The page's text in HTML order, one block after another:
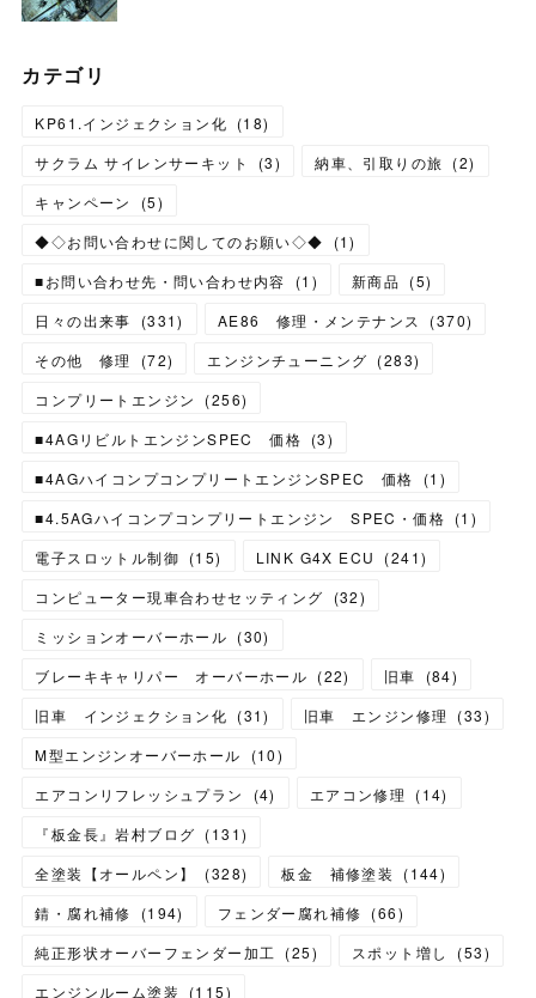
カテゴリ
KP61.インジェクション化 (18)
サクラム サイレンサーキット
(3) 納車、引取りの旅 (2)
キャンペーン
(5)
◆◇お問い合わせに関してのお願い◇◆
(1)
■お問い合わせ先・問い合わせ内容
(1 ) 新商品 (5)
日々の出来事
(331) AE86 修理・メンテナンス (370)
その他 修理
(72) エンジンチューニング (283)
コンプリートエンジン
(256)
■4AGリビルトエンジンSPEC 価格 (3)
■4AGハイコンプコンプリートエンジンSPEC 価格
(1 )
■4.5AGハイコンプコンプリートエンジン SPEC・価格 (1 )
電子スロットル制御 (15) LINK G4X ECU (241)
コンピューター現車合わせセッティング
(32)
ミッションオーバーホール (30)
ブレーキキャリパー オーバーホール (22) 旧車 (84)
旧車 インジェクション化 (31) 旧車 エンジン修理 (33)
M型エンジンオーバーホール
(10)
エアコンリフレッシュプラン
(4) エアコン修理 (14)
『板金長』岩村ブログ (131)
全塗装【オールペン】
(328) 板金 補修塗装 (144)
錆・腐れ補修
(194) フェンダー腐れ補修 (66)
純正形状オーバーフェンダー加工
(25) スポット増し (53)
エンジンルーム塗装
(115)